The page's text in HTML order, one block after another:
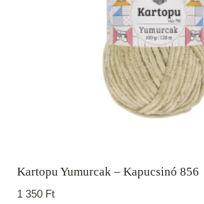
Kartopu Yumurcak – Kapucsinó 856
1 350 Ft